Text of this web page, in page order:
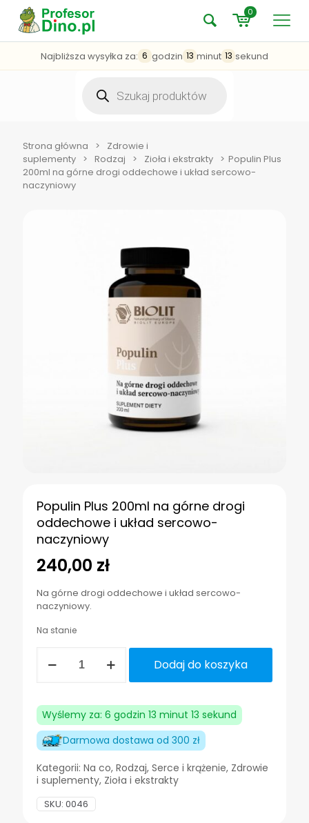
0
Najbliższa wysyłka za: 6 godzin 13 minut 13 sekund
produktów
Strona główna >
Zdrowie i
suplementy > Rodzaj > Zioła i ekstrakty > Populin Plus
200ml na górne drogi oddechowe i układ sercowo-
naczyniowy
Populin Plus 200ml na górne drogi
oddechowe i układ sercowo-
naczyniowy
240,00 zł
Na górne drogi oddechowe i układ sercowo-
naczyniowy.
Na stanie
Populin
na
górne
drogi
oddechowe
układ
sercowo-
naczyniowy
Dodaj do koszyka
Wyślemy za: 6 godzin 13 minut 13 sekund
Darmowa dostawa od 300 zł
Kategorii: Na co, Rodzaj, Serce i krążenie, Zdrowie
i suplementy, Zioła i ekstrakty
SKU: 0046